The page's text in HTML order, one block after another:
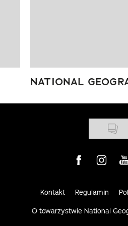
NATIONAL
Visit us onVisit us
Kontakt Regulamin
O towarzystwie National